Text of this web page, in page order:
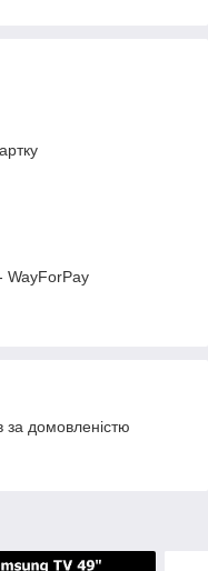
WayForPay
за домовленістю